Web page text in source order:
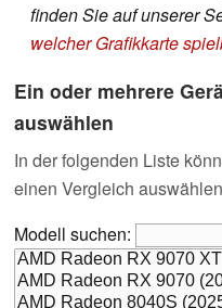
finden Sie auf unserer
welcher Grafikkarte
Ein oder mehrere
auswählen
In der folgenden Liste
einen Vergleich
Modell suchen: